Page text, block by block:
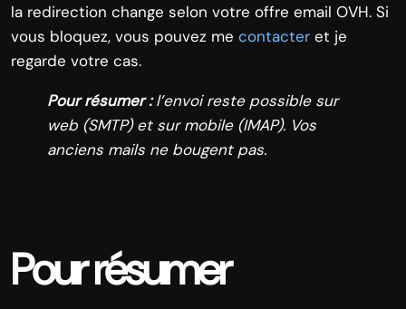
la redirection change selon votre offre email OVH. Si
vous bloquez, vous pouvez me contacter et je
regarde votre cas.
Pour résumer :l’envoi reste possible sur
web (SMTP) et sur mobile (IMAP). Vos
anciens mails ne bougent pas.
Pour résumer